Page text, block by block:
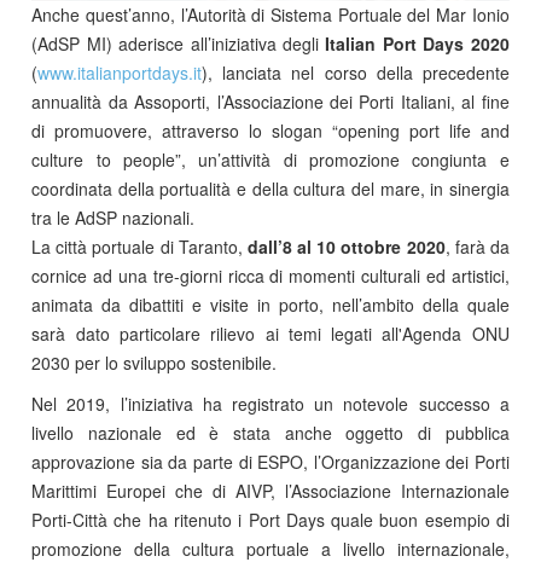
Anche quest’anno, l’Autorità di Sistema Portuale del Mar Ionio
(AdSP MI) aderisce all’iniziativa degliItalian Port Days 2020
(www.italianportdays.it), lanciata nel corso della precedente
annualità da Assoporti, l’Associazione dei Porti Italiani, al fine
di promuovere, attraverso lo slogan “opening port life and
culture to people”, un’attività di promozione congiunta e
coordinata della portualità e della cultura del mare, in sinergia
tra le AdSP nazionali.
La città portuale di Taranto, dall’8 al 10 ottobre 2020, farà da
cornice ad una tre-giorni ricca di momenti culturali ed artistici,
animata da dibattiti e visite in porto, nell’ambito della quale
sarà dato particolare rilievo ai temi legati all'Agenda ONU
2030 per lo sviluppo sostenibile.
Nel 2019, l’iniziativa ha registrato un notevole successo a
livello nazionale ed è stata anche oggetto di pubblica
approvazione sia da parte di ESPO, l’Organizzazione dei Porti
Marittimi Europei che di AIVP, l’Associazione Internazionale
Porti-Città che ha ritenuto i Port Days quale buon esempio di
promozione della cultura portuale a livello internazionale,